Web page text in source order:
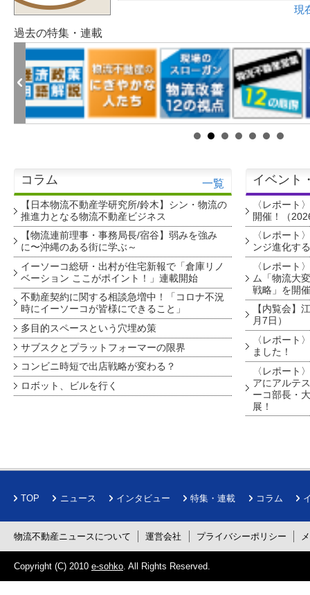
現
過去の特集・連載
コラム 一覧
【日本物流不動産学研究所/鈴木】シン・物流の
推進力となる物流不動産ビジネス
【物流連前理事・事務局長/宿谷】弱みを強み
に〜沖縄のある街に学ぶ～
イーソーコ総研・出村が住宅新報で「倉庫リノ
ベーション ここがポイント！」連載開始
不動産契約に関する相談急増中！「コロナ不況
時にイーソーコが皆様にできること」
多目的スペースという穴埋め策
サブスクとプラットフォーマーの限界
コンビニ時短で出店戦略が変わる？
ロボット、ビルを行く
イベント
〈レポート
開催！（
〈レポート
ンジ進化す
〈レポート
ム「物流大
戦略」を開
【内覧会】
月7日）
〈レポート
ました！
〈レポート
アにアルテ
ーコ部長・
展！
TOP ニュース インタビュー 特集・連載 コラム
物流不動産ニュースについて 運営会社 プライバシーポリシー
Copyright (C) 2010 e-sohko . All Rights Reserved.